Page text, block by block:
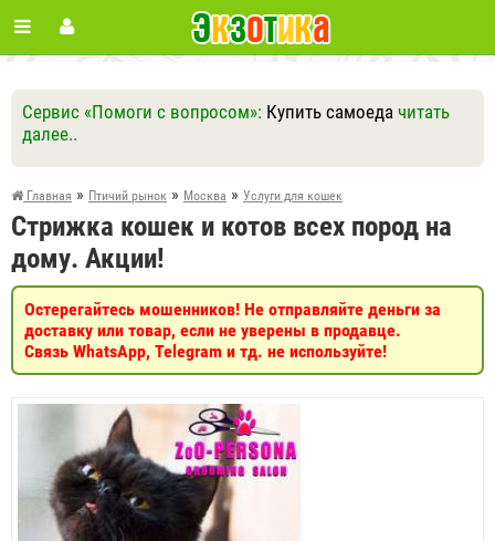
Сервис «Помоги с вопросом»: Купить самоеда читать
далее..
Ответить Другие вопросы
Задать вопрос
Главная » Птичий рынок » Москва » Услуги для кошек
Стрижка кошек и котов всех пород на
дому. Акции!
Остерегайтесь мошенников! Не отправляйте деньги за
доставку или товар, если не уверены в продавце.
Связь WhatsApp, Telegram и тд. не используйте!